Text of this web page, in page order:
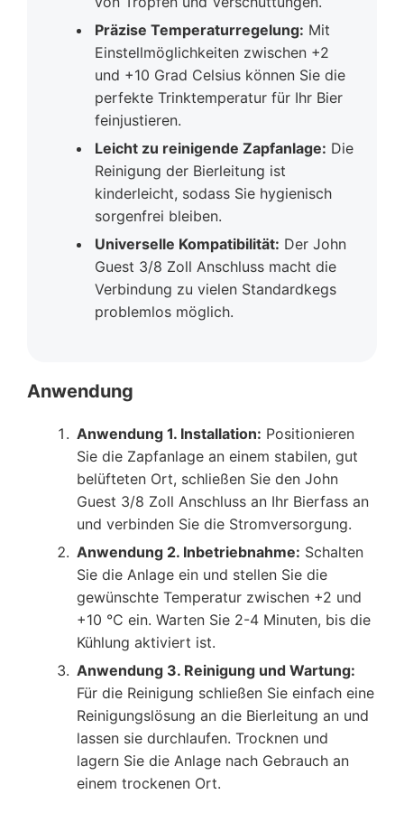
Präzise Temperaturregelung: Mit
Einstellmöglichkeiten zwischen +2
und +10 Grad Celsius können Sie die
perfekte Trinktemperatur für Ihr Bier
feinjustieren.
Leicht zu reinigende Zapfanlage: Die
Reinigung der Bierleitung ist
kinderleicht, sodass Sie hygienisch
sorgenfrei bleiben.
Universelle Kompatibilität: Der John
Guest 3/8 Zoll Anschluss macht die
Verbindung zu vielen Standardkegs
problemlos möglich.
Anwendung
Anwendung 1. Installation: Positionieren
Sie die Zapfanlage an einem stabilen, gut
belüfteten Ort, schließen Sie den John
Guest 3/8 Zoll Anschluss an Ihr Bierfass an
und verbinden Sie die Stromversorgung.
Anwendung 2. Inbetriebnahme: Schalten
Sie die Anlage ein und stellen Sie die
gewünschte Temperatur zwischen +2 und
+10 °C ein. Warten Sie 2-4 Minuten, bis die
Kühlung aktiviert ist.
Anwendung 3. Reinigung und Wartung:
Für die Reinigung schließen Sie einfach eine
Reinigungslösung an die Bierleitung an und
lassen sie durchlaufen. Trocknen und
lagern Sie die Anlage nach Gebrauch an
einem trockenen Ort.